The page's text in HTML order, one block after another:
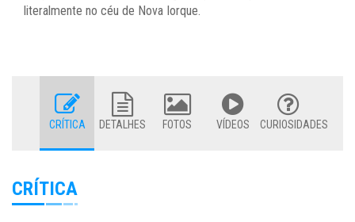
literalmente no céu de Nova Iorque.
CRÍTICA DETALHES FOTOS VÍDEOS CURIOSIDADES
CRÍTICA